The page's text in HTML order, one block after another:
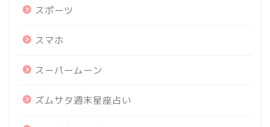
スポーツ
スマホ
スーパームーン
ズムサタ週末星座占い